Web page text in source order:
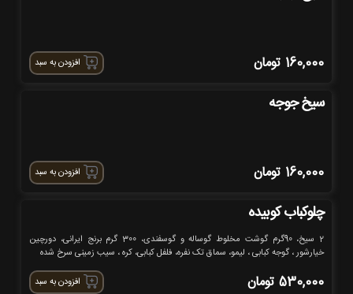
160,000 تومان افزودن به سبد
سیخ جوجه
160,000 تومان افزودن به سبد
چلوکباب کوبیده
2 سیخ، 90گرم گوشت مخلوط گوساله و گوسفندی، 300 گرم برنج ایرانی، دورچین
خیارشور ، گوجه کبابی ، لیمو، سماق تک نفره، فلفل کبابی، کره ، سیب زمینی سرخ شده
530,000 تومان افزودن به سبد